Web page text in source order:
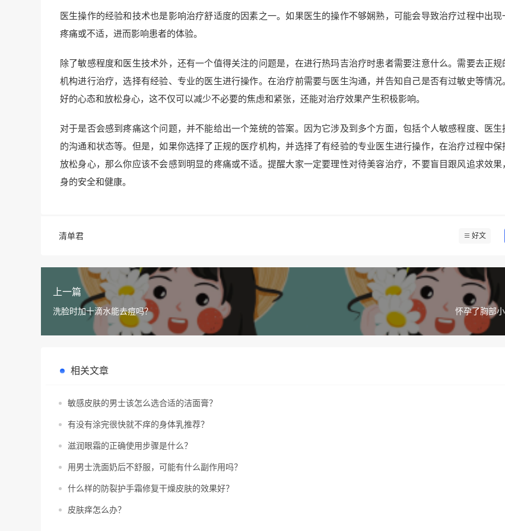
医生操作的经验和技术也是影响治疗舒适度的因素之一。如果医生的操作不够娴熟，可能会导致治疗过程中出现
疼痛或不适，进而影响患者的体验。
除了敏感程度和医生技术外，还有一个值得关注的问题是，在进行热玛吉治疗时患者需要注意什么。需要去正规
机构进行治疗，选择有经验、专业的医生进行操作。在治疗前需要与医生沟通，并告知自己是否有过敏史等情况
好的心态和放松身心，这不仅可以减少不必要的焦虑和紧张，还能对治疗效果产生积极影响。
对于是否会感到疼痛这个问题，并不能给出一个笼统的答案。因为它涉及到多个方面，包括个人敏感程度、医生
的沟通和状态等。但是，如果你选择了正规的医疗机构，并选择了有经验的专业医生进行操作，在治疗过程中保
放松身心，那么你应该不会感到明显的疼痛或不适。提醒大家一定要理性对待美容治疗，不要盲目跟风追求效果
身的安全和健康。
清单君 好文
上一篇
洗脸时加十滴水能去痘吗？ 怀孕了胸部
相关文章
敏感皮肤的男士该怎么选合适的洁面膏？
有没有涂完很快就不痒的身体乳推荐？
滋润眼霜的正确使用步骤是什么？
用男士洗面奶后不舒服，可能有什么副作用吗？
什么样的防裂护手霜修复干燥皮肤的效果好？
皮肤痒怎么办？